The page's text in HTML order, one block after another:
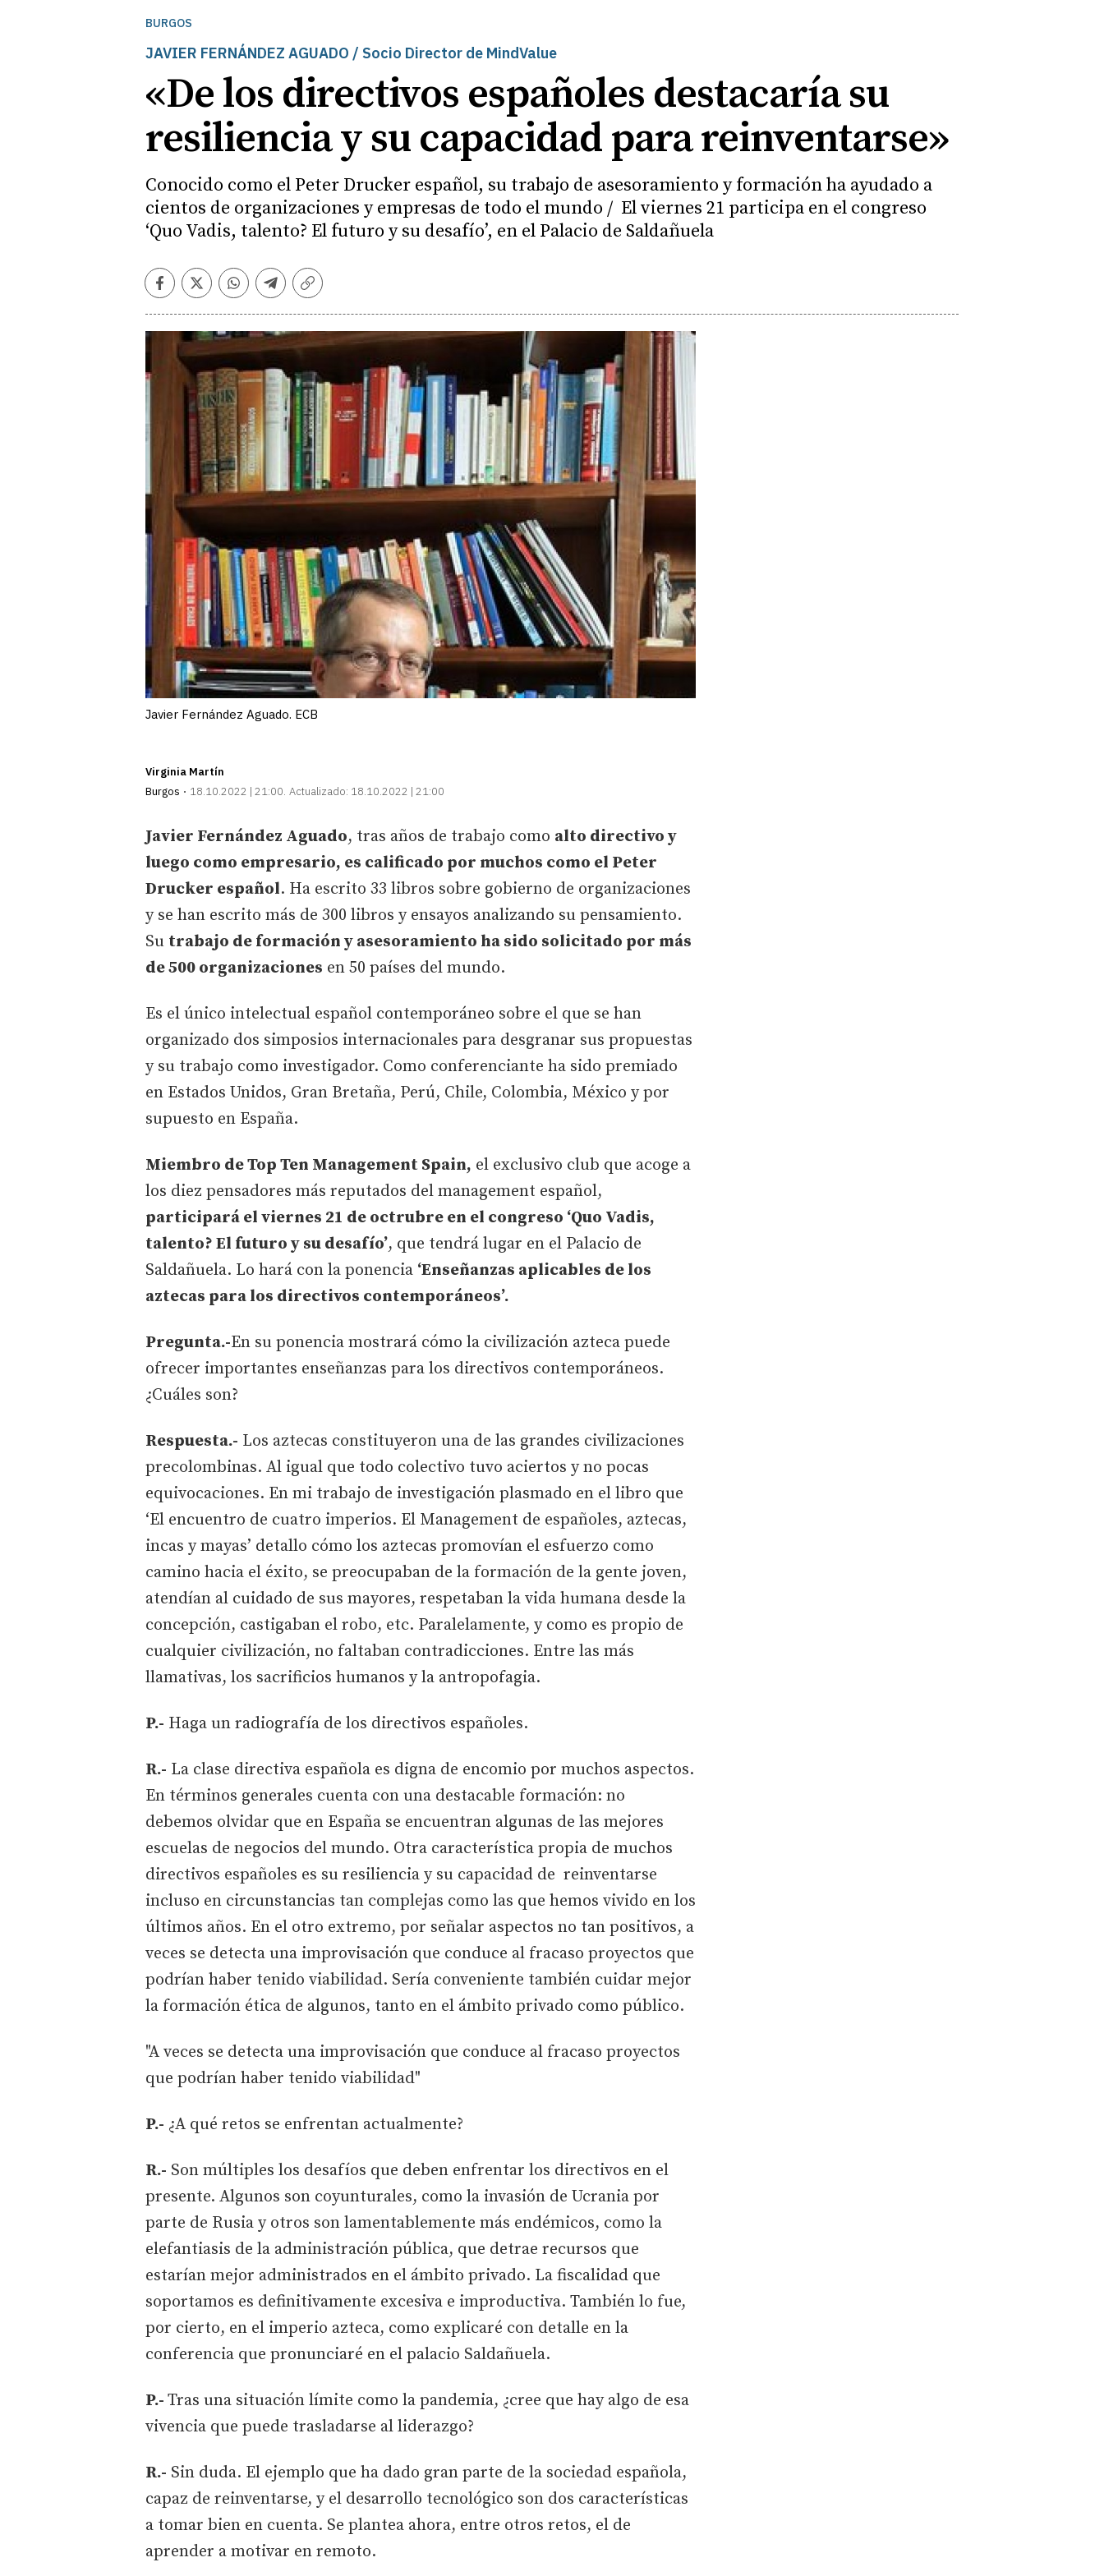
BURGOS
JAVIER FERNÁNDEZ AGUADO / Socio Director de MindValue
«De los directivos españoles destacaría su
resiliencia y su capacidad para reinventarse»
Conocido como el Peter Drucker español, su trabajo de asesoramiento y formación ha ayudado a
cientos de organizaciones y empresas de todo el mundo / El viernes 21 participa en el congreso
‘Quo Vadis, talento? El futuro y su desafío’, en el Palacio de Saldañuela
Facebook
TwitterWhatsapp
Telegram
Copiar
Javier Fernández Aguado. ECB
Virginia Martín
Burgos
18.10.2022 | 21:00 Actualizado: 18.10.2022 | 21:00
Javier Fernández Aguado, tras años de trabajo como alto directivo y
luego como empresario, es calificado por muchos como el Peter
Drucker español. Ha escrito 33 libros sobre gobierno de organizaciones
y se han escrito más de 300 libros y ensayos analizando su pensamiento.
Su trabajo de formación y asesoramiento ha sido solicitado por más
de 500 organizaciones en 50 países del mundo.
Es el único intelectual español contemporáneo sobre el que se han
organizado dos simposios internacionales para desgranar sus propuestas
y su trabajo como investigador. Como conferenciante ha sido premiado
en Estados Unidos, Gran Bretaña, Perú, Chile, Colombia, México y por
supuesto en España.
Miembro de Top Ten Management Spain, el exclusivo club que acoge a
los diez pensadores más reputados del management español,
participará el viernes 21 de octrubre en el congreso ‘Quo Vadis,
talento? El futuro y su desafío’, que tendrá lugar en el Palacio de
Saldañuela. Lo hará con la ponencia ‘Enseñanzas aplicables de los
aztecas para los directivos contemporáneos’.
Pregunta.-En su ponencia mostrará cómo la civilización azteca puede
ofrecer importantes enseñanzas para los directivos contemporáneos.
¿Cuáles son?
Respuesta.- Los aztecas constituyeron una de las grandes civilizaciones
precolombinas. Al igual que todo colectivo tuvo aciertos y no pocas
equivocaciones. En mi trabajo de investigación plasmado en el libro que
‘El encuentro de cuatro imperios. El Management de españoles, aztecas,
incas y mayas’ detallo cómo los aztecas promovían el esfuerzo como
camino hacia el éxito, se preocupaban de la formación de la gente joven,
atendían al cuidado de sus mayores, respetaban la vida humana desde la
concepción, castigaban el robo, etc. Paralelamente, y como es propio de
cualquier civilización, no faltaban contradicciones. Entre las más
llamativas, los sacrificios humanos y la antropofagia.
P.- Haga un radiografía de los directivos españoles.
R.- La clase directiva española es digna de encomio por muchos aspectos.
En términos generales cuenta con una destacable formación: no
debemos olvidar que en España se encuentran algunas de las mejores
escuelas de negocios del mundo. Otra característica propia de muchos
directivos españoles es su resiliencia y su capacidad de reinventarse
incluso en circunstancias tan complejas como las que hemos vivido en los
últimos años. En el otro extremo, por señalar aspectos no tan positivos, a
veces se detecta una improvisación que conduce al fracaso proyectos que
podrían haber tenido viabilidad. Sería conveniente también cuidar mejor
la formación ética de algunos, tanto en el ámbito privado como público.
"A veces se detecta una improvisación que conduce al fracaso proyectos
que podrían haber tenido viabilidad"
P.- ¿A qué retos se enfrentan actualmente?
R.- Son múltiples los desafíos que deben enfrentar los directivos en el
presente. Algunos son coyunturales, como la invasión de Ucrania por
parte de Rusia y otros son lamentablemente más endémicos, como la
elefantiasis de la administración pública, que detrae recursos que
estarían mejor administrados en el ámbito privado. La fiscalidad que
soportamos es definitivamente excesiva e improductiva. También lo fue,
por cierto, en el imperio azteca, como explicaré con detalle en la
conferencia que pronunciaré en el palacio Saldañuela.
P.- Tras una situación límite como la pandemia, ¿cree que hay algo de esa
vivencia que puede trasladarse al liderazgo?
R.- Sin duda. El ejemplo que ha dado gran parte de la sociedad española,
capaz de reinventarse, y el desarrollo tecnológico son dos características
a tomar bien en cuenta. Se plantea ahora, entre otros retos, el de
aprender a motivar en remoto.